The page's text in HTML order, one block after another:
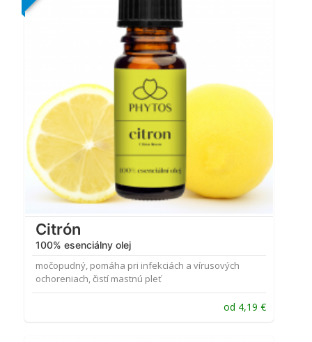
Citrón
100% esenciálny olej
močopudný, pomáha pri infekciách a vírusových
ochoreniach, čistí mastnú pleť
od 4,19 €